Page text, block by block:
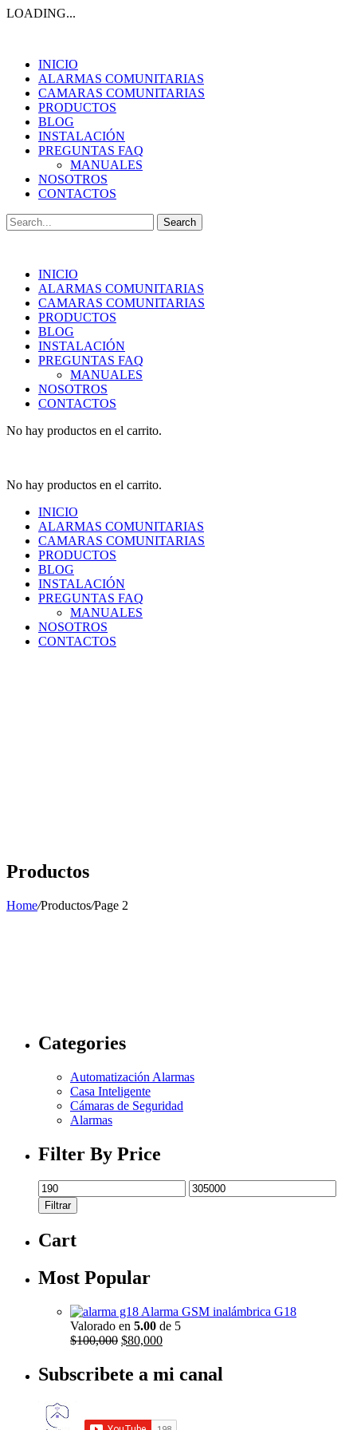
LOADING...
INICIO
ALARMAS COMUNITARIAS
CAMARAS COMUNITARIAS
PRODUCTOS
BLOG
INSTALACIÓN
PREGUNTAS FAQ
MANUALES
NOSOTROS
CONTACTOS
Search
for:
INICIO
ALARMAS COMUNITARIAS
CAMARAS COMUNITARIAS
PRODUCTOS
BLOG
INSTALACIÓN
PREGUNTAS FAQ
MANUALES
NOSOTROS
CONTACTOS
No hay productos en el carrito.
No hay productos en el carrito.
INICIO
ALARMAS COMUNITARIAS
CAMARAS COMUNITARIAS
PRODUCTOS
BLOG
INSTALACIÓN
PREGUNTAS FAQ
MANUALES
NOSOTROS
CONTACTOS
Productos
Home/Productos/Page 2
Categories
Automatización Alarmas
Casa Inteligente
Cámaras de Seguridad
Alarmas
Filter By Price
Precio
mínimo
Precio
máximo
Filtrar
Cart
Most Popular
Alarma GSM inalámbrica G18
Valorado en 5.00 de 5
$100,000 El
original
era:
$80,000El
actual
es:
Subscribete a mi canal